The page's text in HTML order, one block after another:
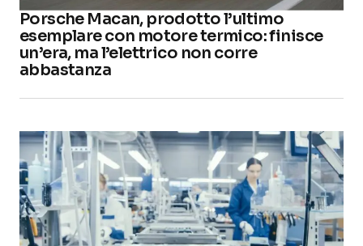
Porsche Macan, prodotto l’ultimo
esemplare con motore termico: finisce
un’era, ma l’elettrico non corre
abbastanza